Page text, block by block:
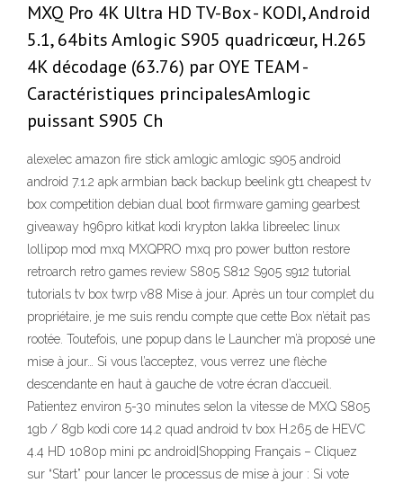
MXQ Pro 4K Ultra HD TV-Box - KODI, Android
5.1, 64bits Amlogic S905 quadricœur, H.265
4K décodage (63.76) par OYE TEAM -
Caractéristiques principalesAmlogic
puissant S905 Ch
alexelec amazon fire stick amlogic amlogic s905 android
android 7.1.2 apk armbian back backup beelink gt1 cheapest tv
box competition debian dual boot firmware gaming gearbest
giveaway h96pro kitkat kodi krypton lakka libreelec linux
lollipop mod mxq MXQPRO mxq pro power button restore
retroarch retro games review S805 S812 S905 s912 tutorial
tutorials tv box twrp v88 Mise à jour. Après un tour complet du
propriétaire, je me suis rendu compte que cette Box n’était pas
rootée. Toutefois, une popup dans le Launcher m’à proposé une
mise à jour… Si vous l’acceptez, vous verrez une flèche
descendante en haut à gauche de votre écran d’accueil.
Patientez environ 5-30 minutes selon la vitesse de MXQ S805
1gb / 8gb kodi core 14.2 quad android tv box H.265 de HEVC
4.4 HD 1080p mini pc android|Shopping Français – Cliquez
sur “Start” pour lancer le processus de mise à jour : Si vote